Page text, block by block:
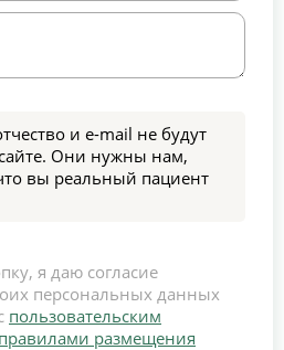
и e-mail не будут
Они нужны нам,
вы реальный пациент
я даю согласие
персональных данных
пользовательским
правилами размещения